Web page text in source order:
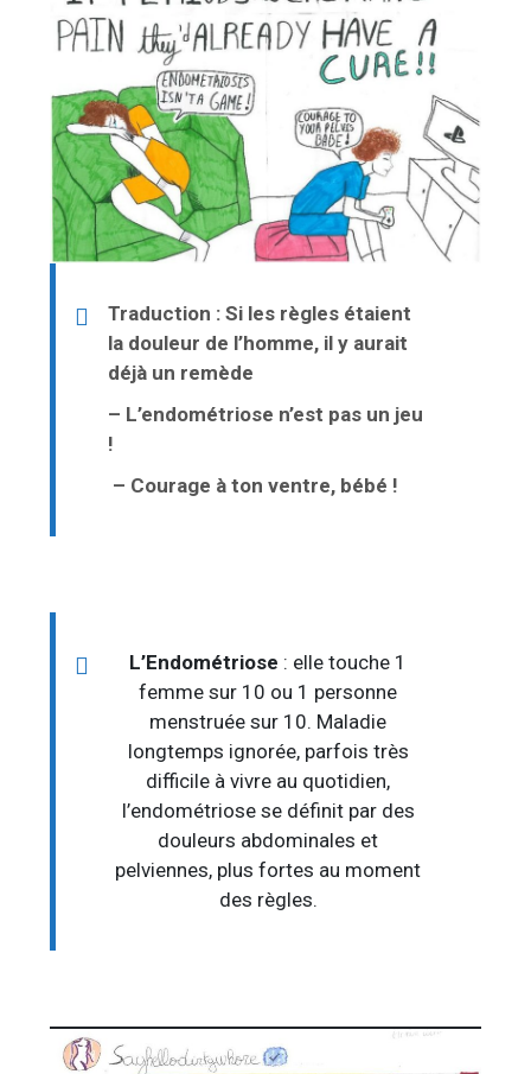
Traduction : Si les règles étaient
la douleur de l’homme, il y aurait
déjà un remède
– L’endométriose n’est pas un jeu
!
– Courage à ton ventre, bébé !
L’Endométriose : elle touche 1
femme sur 10 ou 1 personne
menstruée sur 10. Maladie
longtemps ignorée, parfois très
difficile à vivre au quotidien,
l’endométriose se définit par des
douleurs abdominales et
pelviennes, plus fortes au moment
des règles.